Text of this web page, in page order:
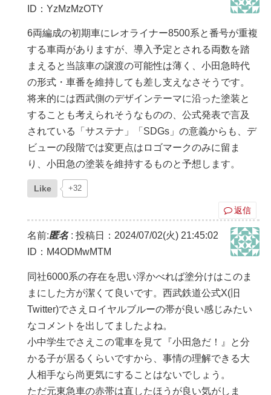
ID：YzMzMzOTY
6両編成の初期車にレオライナー8500系と番号が重複
する車両がありますが、導入予定とされる両数を踏
まえると当該車の譲渡の可能性は薄く、小田急時代
の形式・車番を維持しても差し支えなさそうです。
将来的には西武側のデザインテーマに沿った塗装と
することも考えられそうなものの、公式発表で言及
されている「サステナ」「SDGs」の意義からも、デ
ビューの段階では変更点はロゴマークのみに留ま
り、小田急の塗装を維持するものと予想します。
Like +32
返信
名前:匿名: 投稿日：2024/07/02(火) 21:45:02
ID：M4ODMwMTM
同社6000系の存在を思い浮かべれば塗分けはこのま
まにした方が潔くて良いです。西武鉄道公式X(旧
Twitter)でさえロイヤルブルーの帯が良い感じみたい
なコメントを出してましたよね。
小中学生でさえこの電車を見て『小田急だ！』と分
かる子が居るくらいですから、事情の理解できる大
人相手なら尚更気にすることはないでしょう。
ただ元東急車の赤帯は直したほうが良い気がしま